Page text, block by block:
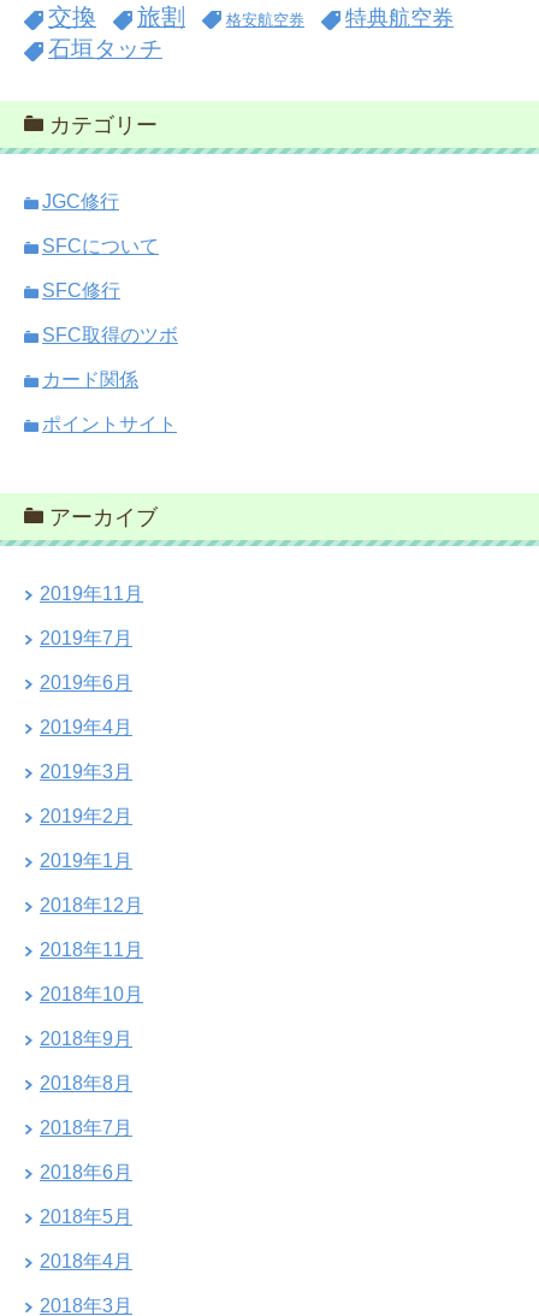
交換 旅割 格安航空券 特典航空券
石垣タッチ
カテゴリー
JGC修行
SFCについて
SFC修行
SFC取得のツボ
カード関係
ポイントサイト
アーカイブ
2019年11月
2019年7月
2019年6月
2019年4月
2019年3月
2019年2月
2019年1月
2018年12月
2018年11月
2018年10月
2018年9月
2018年8月
2018年7月
2018年6月
2018年5月
2018年4月
2018年3月